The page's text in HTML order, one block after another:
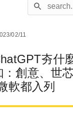
02/11
夯什
創意、世芯
軟都入列